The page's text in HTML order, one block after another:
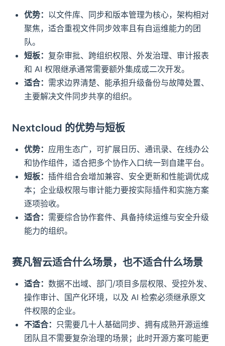
优势： 以文件库、同步和版本管理为核心，架构相对
聚焦，适合重视文件同步效率且有自运维能力的团
队。
短板： 复杂审批、跨组织权限、外发治理、审计报表
和 AI 权限继承通常需要额外集成或二次开发。
适合： 需求边界清楚、能承担升级备份与故障处置、
主要解决文件同步共享的组织。
Nextcloud 的优势与短板
优势： 应用生态广，可扩展日历、通讯录、在线办公
和协作组件，适合把多个协作入口统一到自建平台。
短板： 插件组合会增加兼容、安全更新和性能调优成
本；企业级权限与审计能力要按实际插件和实施方案
逐项验收。
适合： 需要综合协作套件、具备持续运维与安全升级
能力的组织。
赛凡智云适合什么场景，也不适合什么场景
适合： 数据不出域、部门/项目多层权限、受控外发、
操作审计、国产化环境，以及 AI 检索必须继承原文
件权限的企业。
不适合： 只需要几十人基础同步、拥有成熟开源运维
团队且不需要复杂治理的场景；此时开源方案可能更